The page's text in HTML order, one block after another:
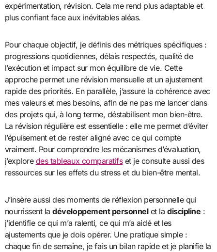
expérimentation, révision. Cela me rend plus adaptable et
plus confiant face aux inévitables aléas.
Pour chaque objectif, je définis des métriques spécifiques :
progressions quotidiennes, délais respectés, qualité de
l’exécution et impact sur mon équilibre de vie. Cette
approche permet une révision mensuelle et un ajustement
rapide des priorités. En parallèle, j’assure la cohérence avec
mes valeurs et mes besoins, afin de ne pas me lancer dans
des projets qui, à long terme, déstabilisent mon bien-être.
La révision régulière est essentielle : elle me permet d’éviter
l’épuisement et de rester aligné avec ce qui compte
vraiment. Pour comprendre les mécanismes d’évaluation,
j’explore des tableaux comparatifset je consulte aussi des
ressources sur les effets du stress et du bien-être mental.
J’insère aussi des moments de réflexion personnelle qui
nourrissent ladéveloppement personnelet ladiscipline :
j’identifie ce qui m’a ralenti, ce qui m’a aidé et les
ajustements que je dois opérer. Une pratique simple :
chaque fin de semaine, je fais un bilan rapide et je planifie la